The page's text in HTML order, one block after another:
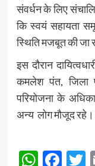
संवर्धन के लिए
कि स्वयं सहायता
स्थिति मजबूत की जा
इस दौरान
कमलेश पंत, जिला
परियोजना के
अन्य लोग मौजूद रहे।
Post